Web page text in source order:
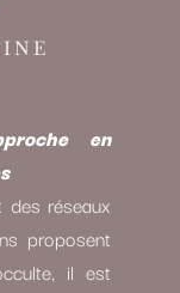
en
réseaux
proposent
il est